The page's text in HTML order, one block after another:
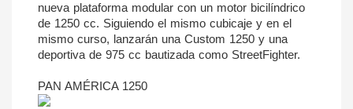
nueva plataforma modular con un motor bicilíndrico
de 1250 cc. Siguiendo el mismo cubicaje y en el
mismo curso, lanzarán una Custom 1250 y una
PAN AMÉRICA 1250